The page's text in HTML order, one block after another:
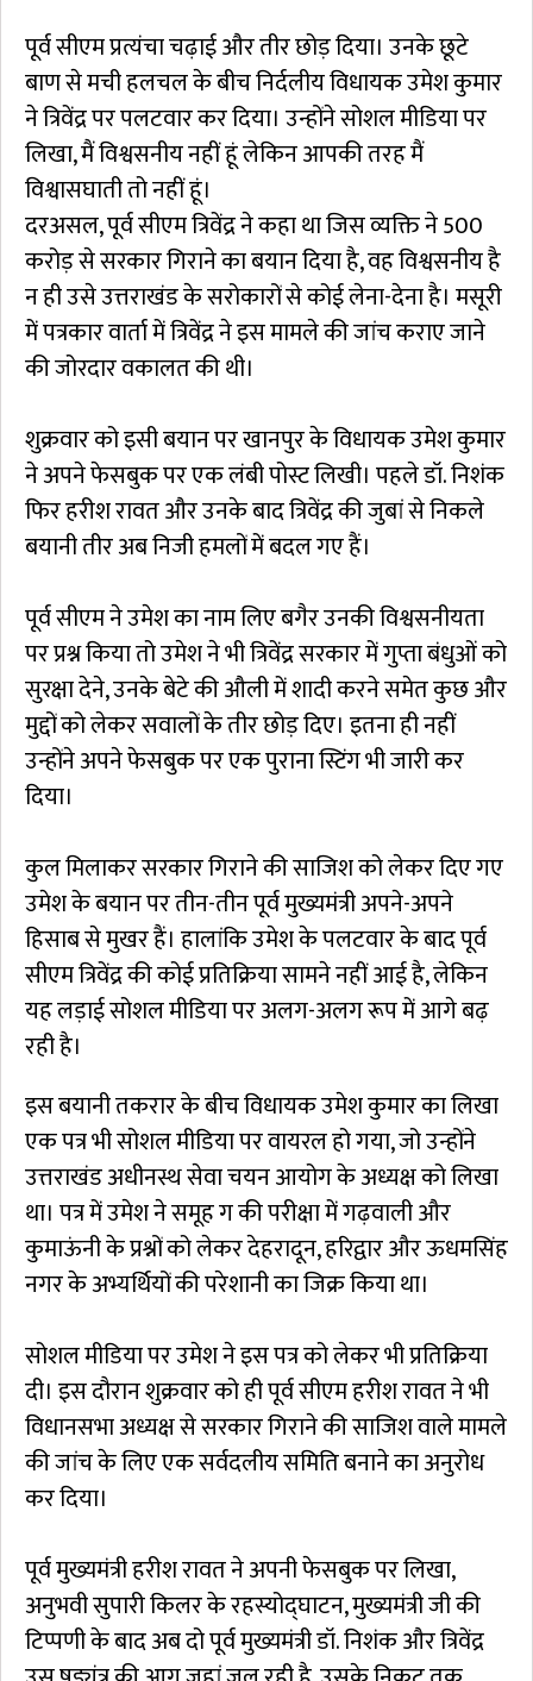
पूर्व सीएम प्रत्यंचा चढ़ाई और तीर छोड़ दिया। उनके छूटे
बाण से मची हलचल के बीच निर्दलीय विधायक उमेश कुमार
ने त्रिवेंद्र पर पलटवार कर दिया। उन्होंने सोशल मीडिया पर
लिखा, मैं विश्वसनीय नहीं हूं लेकिन आपकी तरह मैं
विश्वासघाती तो नहीं हूं।
दरअसल, पूर्व सीएम त्रिवेंद्र ने कहा था जिस व्यक्ति ने 500
करोड़ से सरकार गिराने का बयान दिया है, वह विश्वसनीय है
न ही उसे उत्तराखंड के सरोकारों से कोई लेना-देना है। मसूरी
में पत्रकार वार्ता में त्रिवेंद्र ने इस मामले की जांच कराए जाने
की जोरदार वकालत की थी।
शुक्रवार को इसी बयान पर खानपुर के विधायक उमेश कुमार
ने अपने फेसबुक पर एक लंबी पोस्ट लिखी। पहले डॉ. निशंक
फिर हरीश रावत और उनके बाद त्रिवेंद्र की जुबां से निकले
बयानी तीर अब निजी हमलों में बदल गए हैं।
पूर्व सीएम ने उमेश का नाम लिए बगैर उनकी विश्वसनीयता
पर प्रश्न किया तो उमेश ने भी त्रिवेंद्र सरकार में गुप्ता बंधुओं को
सुरक्षा देने, उनके बेटे की औली में शादी करने समेत कुछ और
मुद्दों को लेकर सवालों के तीर छोड़ दिए। इतना ही नहीं
उन्होंने अपने फेसबुक पर एक पुराना स्टिंग भी जारी कर
दिया।
कुल मिलाकर सरकार गिराने की साजिश को लेकर दिए गए
उमेश के बयान पर तीन-तीन पूर्व मुख्यमंत्री अपने-अपने
हिसाब से मुखर हैं। हालांकि उमेश के पलटवार के बाद पूर्व
सीएम त्रिवेंद्र की कोई प्रतिक्रिया सामने नहीं आई है, लेकिन
यह लड़ाई सोशल मीडिया पर अलग-अलग रूप में आगे बढ़
रही है।
इस बयानी तकरार के बीच विधायक उमेश कुमार का लिखा
एक पत्र भी सोशल मीडिया पर वायरल हो गया, जो उन्होंने
उत्तराखंड अधीनस्थ सेवा चयन आयोग के अध्यक्ष को लिखा
था। पत्र में उमेश ने समूह ग की परीक्षा में गढ़वाली और
कुमाऊंनी के प्रश्नों को लेकर देहरादून, हरिद्वार और ऊधमसिंह
नगर के अभ्यर्थियों की परेशानी का जिक्र किया था।
सोशल मीडिया पर उमेश ने इस पत्र को लेकर भी प्रतिक्रिया
दी। इस दौरान शुक्रवार को ही पूर्व सीएम हरीश रावत ने भी
विधानसभा अध्यक्ष से सरकार गिराने की साजिश वाले मामले
की जांच के लिए एक सर्वदलीय समिति बनाने का अनुरोध
कर दिया।
पूर्व मुख्यमंत्री हरीश रावत ने अपनी फेसबुक पर लिखा,
अनुभवी सुपारी किलर के रहस्योद्घाटन, मुख्यमंत्री जी की
टिप्पणी के बाद अब दो पूर्व मुख्यमंत्री डॉ. निशंक और त्रिवेंद्र